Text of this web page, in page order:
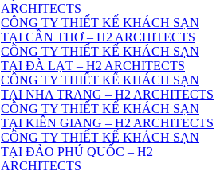
ARCHITECTS
CÔNG TY THIẾT KẾ KHÁCH SẠN
TẠI CẦN THƠ – H2 ARCHITECTS
CÔNG TY THIẾT KẾ KHÁCH SẠN
TẠI ĐÀ LẠT – H2 ARCHITECTS
CÔNG TY THIẾT KẾ KHÁCH SẠN
TẠI NHA TRANG – H2 ARCHITECTS
CÔNG TY THIẾT KẾ KHÁCH SẠN
TẠI KIÊN GIANG – H2 ARCHITECTS
CÔNG TY THIẾT KẾ KHÁCH SẠN
TẠI ĐẢO PHÚ QUỐC – H2
ARCHITECTS